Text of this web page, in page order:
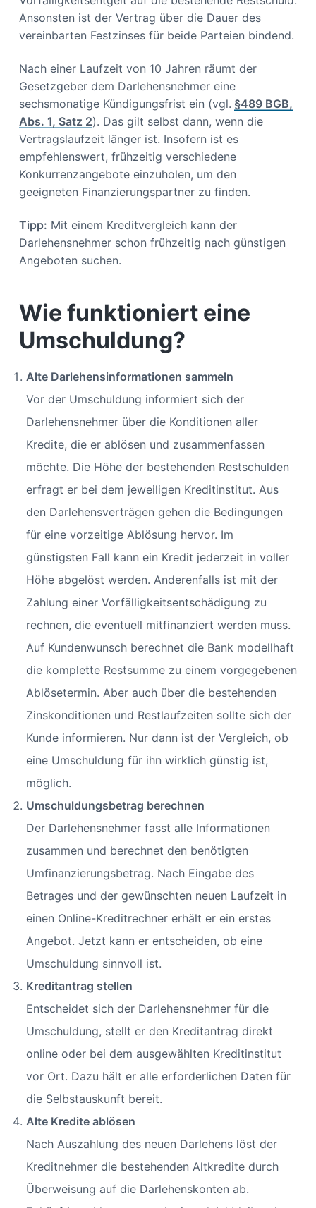
Ansonsten ist der Vertrag über die Dauer des
vereinbarten Festzinses für beide Parteien bindend.
Nach einer Laufzeit von 10 Jahren räumt der
Gesetzgeber dem Darlehensnehmer eine
sechsmonatige Kündigungsfrist ein (vgl. §489 BGB,
Abs. 1, Satz 2). Das gilt selbst dann, wenn die
Vertragslaufzeit länger ist. Insofern ist es
empfehlenswert, frühzeitig verschiedene
Konkurrenzangebote einzuholen, um den
geeigneten Finanzierungspartner zu finden.
Tipp: Mit einem Kreditvergleich kann der
Darlehensnehmer schon frühzeitig nach günstigen
Angeboten suchen.
Wie funktioniert eine
Umschuldung?
Alte Darlehensinformationen sammeln
Vor der Umschuldung informiert sich der
Darlehensnehmer über die Konditionen aller
Kredite, die er ablösen und zusammenfassen
möchte. Die Höhe der bestehenden Restschulden
erfragt er bei dem jeweiligen Kreditinstitut. Aus
den Darlehensverträgen gehen die Bedingungen
für eine vorzeitige Ablösung hervor. Im
günstigsten Fall kann ein Kredit jederzeit in voller
Höhe abgelöst werden. Anderenfalls ist mit der
Zahlung einer Vorfälligkeitsentschädigung zu
rechnen, die eventuell mitfinanziert werden muss.
Auf Kundenwunsch berechnet die Bank modellhaft
die komplette Restsumme zu einem vorgegebenen
Ablösetermin. Aber auch über die bestehenden
Zinskonditionen und Restlaufzeiten sollte sich der
Kunde informieren. Nur dann ist der Vergleich, ob
eine Umschuldung für ihn wirklich günstig ist,
möglich.
Umschuldungsbetrag berechnen
Der Darlehensnehmer fasst alle Informationen
zusammen und berechnet den benötigten
Umfinanzierungsbetrag. Nach Eingabe des
Betrages und der gewünschten neuen Laufzeit in
einen Online-Kreditrechner erhält er ein erstes
Angebot. Jetzt kann er entscheiden, ob eine
Umschuldung sinnvoll ist.
Kreditantrag stellen
Entscheidet sich der Darlehensnehmer für die
Umschuldung, stellt er den Kreditantrag direkt
online oder bei dem ausgewählten Kreditinstitut
vor Ort. Dazu hält er alle erforderlichen Daten für
die Selbstauskunft bereit.
Alte Kredite ablösen
Nach Auszahlung des neuen Darlehens löst der
Kreditnehmer die bestehenden Altkredite durch
Überweisung auf die Darlehenskonten ab.